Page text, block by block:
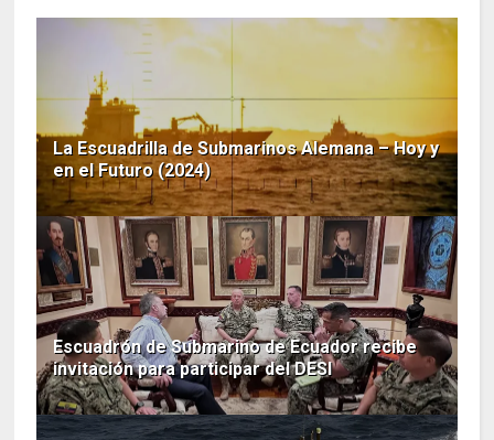
La Escuadrilla de Submarinos Alemana – Hoy y
en el Futuro (2024)
Escuadrón de Submarino de Ecuador recibe
invitación para participar del DESI